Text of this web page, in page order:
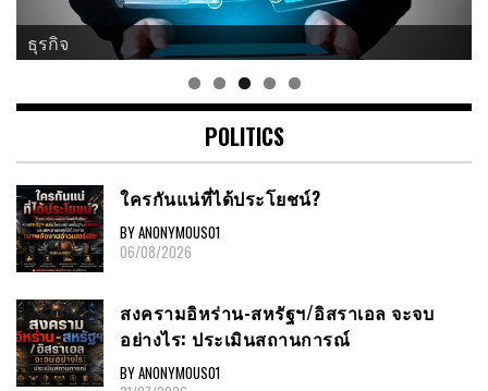
ธุรกิจ
ศาสนา
POLITICS
ใครกันแน่ที่ได้ประโยชน์?
BY ANONYMOUS01
06/08/2026
สงครามอิหร่าน-สหรัฐฯ/อิสราเอล จะจบ
อย่างไร: ประเมินสถานการณ์
BY ANONYMOUS01